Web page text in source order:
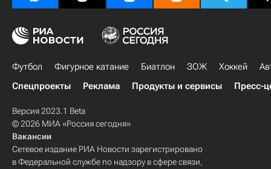
Футбол Фигурное катание Биатлон ЗОЖ Хоккей
Спецпроекты
Реклама Продукты и сервисы Пресс-
Версия 2023.1 Beta
© 2026 МИА «Россия сегодня»
Вакансии
Сетевое издание РИА Новости зарегистрировано
в Федеральной службе по надзору в сфере связи,